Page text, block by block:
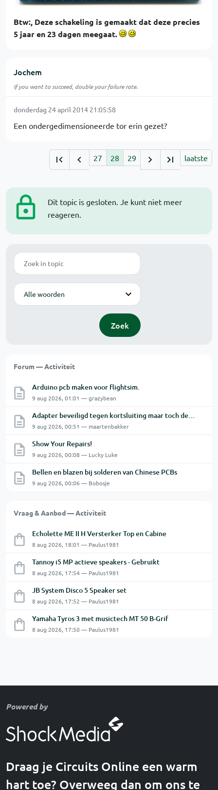
Dit topic is gesloten. Je kunt niet meer
reageren.
Zoek
Modus
Zoek
Forum — Activiteit
Arduino pcb maken voor flightsim.
9 aug 2026, 01:01 — grazybean
Adapter beveiligd tegen kortsluiting maar toch defect?
9 aug 2026, 00:51 — maartenbakker
Show Your Repairs!
9 aug 2026, 00:08 — Lucky Luke
Bellen en blazen bij solderen van Chinese PCBs
9 aug 2026, 00:06 — Bobosje
Vraag & Aanbod — Activiteit
Echolette ME II H Versterker Top en Cabine
8 aug 2026, 18:01 — Paulus1981
Tannoy i5 MP actieve speakers - Gebruikt
8 aug 2026, 17:54 — Paulus1981
JB System Disco 5 Speaker set
8 aug 2026, 17:52 — Paulus1981
Yamaha Tyros 3 met musictech MT 50 B-Grif
8 aug 2026, 17:50 — Paulus1981
Btw:, Deze schakeling is gemaakt dat deze precies
5 jaar en 23 dagen meegaat.
Jochem
If you want to succeed, double your failure rate.
donderdag 24 april 2014 21:05:58
Een ondergedimensioneerde tor erin gezet?
27 28 29 laatste
Powered by
Draag je Circuits Online een warm
hart toe? Overweeg dan om ons te